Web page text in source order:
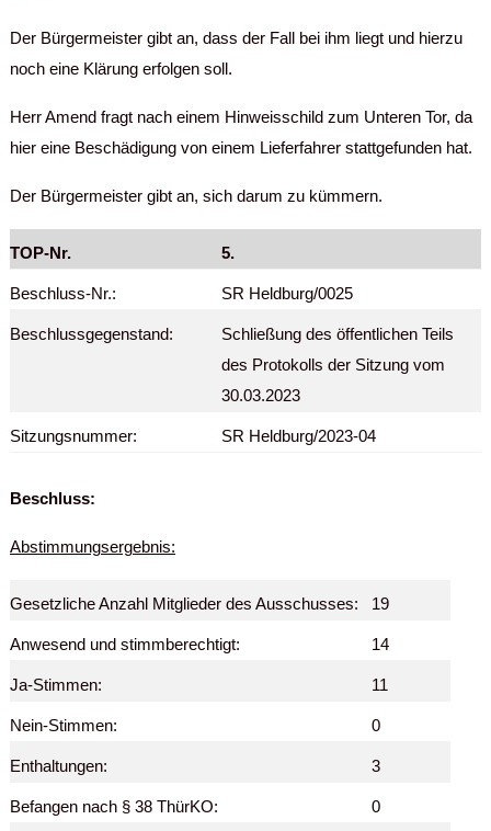
Der Bürgermeister gibt an, dass der Fall bei ihm liegt und hierzu
noch eine Klärung erfolgen soll.
Herr Amend fragt nach einem Hinweisschild zum Unteren Tor, da
hier eine Beschädigung von einem Lieferfahrer stattgefunden hat.
Der Bürgermeister gibt an, sich darum zu kümmern.
TOP-Nr. 5.
Beschluss-Nr.: SR Heldburg/0025
Beschlussgegenstand:
Schließung des öffentlichen Teils
des Protokolls der Sitzung vom
30.03.2023
Sitzungsnummer: SR Heldburg/2023-04
Beschluss:
Abstimmungsergebnis:
Gesetzliche Anzahl Mitglieder des Ausschusses: 19
Anwesend und stimmberechtigt: 14
Ja-Stimmen: 11
Nein-Stimmen: 0
Enthaltungen: 3
Befangen nach § 38 ThürKO: 0